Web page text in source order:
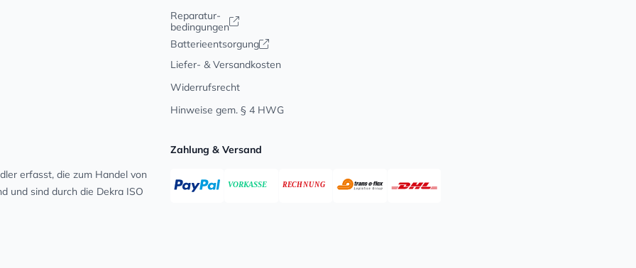
Reparatur-
bedingungen
Batterieentsorgung
Liefer- & Versandkosten
Widerrufsrecht
Hinweise gem. § 4 HWG
erfasst, die zum Handel von
und sind durch die Dekra ISO
Zahlung & Versand